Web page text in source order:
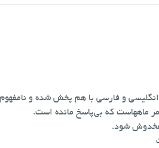
ماههاست که بی‌پاسخ مانده است.
مخدوش شود.